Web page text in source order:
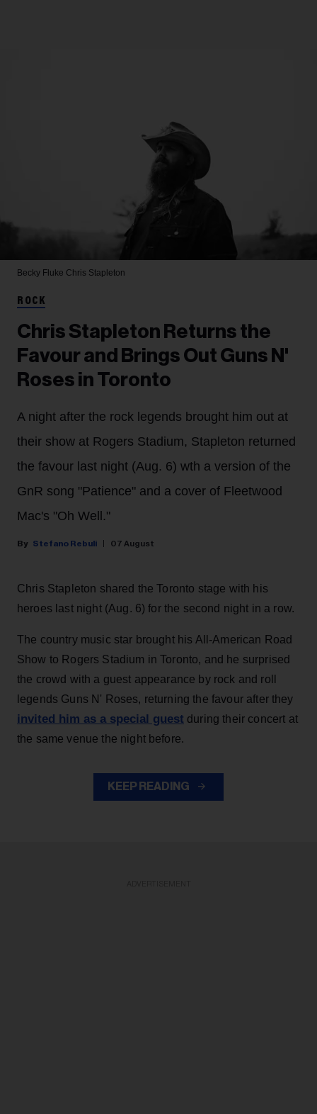
Becky Fluke Chris Stapleton
ROCK
Chris Stapleton Returns the
Favour and Brings Out Guns N'
Roses in Toronto
A night after the rock legends brought him out at
their show at Rogers Stadium, Stapleton returned
the favour last night (Aug. 6) wth a version of the
GnR song "Patience" and a cover of Fleetwood
Mac's "Oh Well."
Stefano Rebuli 07 August
Chris Stapleton shared the Toronto stage with his
heroes last night (Aug. 6) for the second night in a row.
The country music star brought his All-American Road
Show to Rogers Stadium in Toronto, and he surprised
the crowd with a guest appearance by rock and roll
legends Guns N' Roses, returning the favour after they
invited him as a special guest during their concert at
the same venue the night before.
KEEP READING